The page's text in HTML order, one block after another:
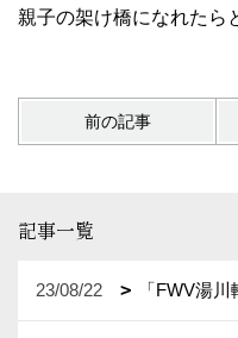
親子の架け橋になれたら
前の記事
記事一覧
23/08/22 「FWV湯